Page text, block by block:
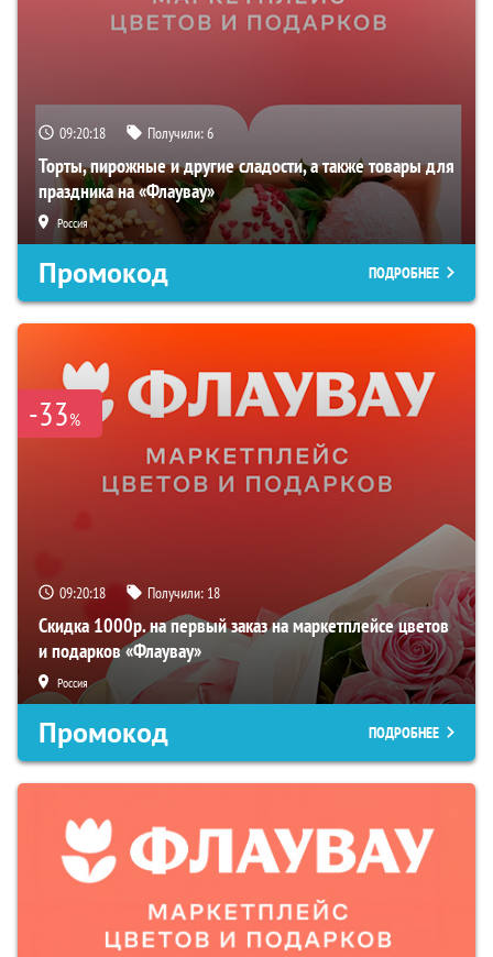
09:20:18 Получили:6
Торты, пирожные и другие сладости, а также товары для
праздника на «Флаувау»
Россия
Промокод ПОДРОБНЕЕ
-33%
09:20:18 Получили: 18
Скидка 1000р. на первый заказ на маркетплейсе цветов
и подарков «Флаувау»
Россия
Промокод ПОДРОБНЕЕ